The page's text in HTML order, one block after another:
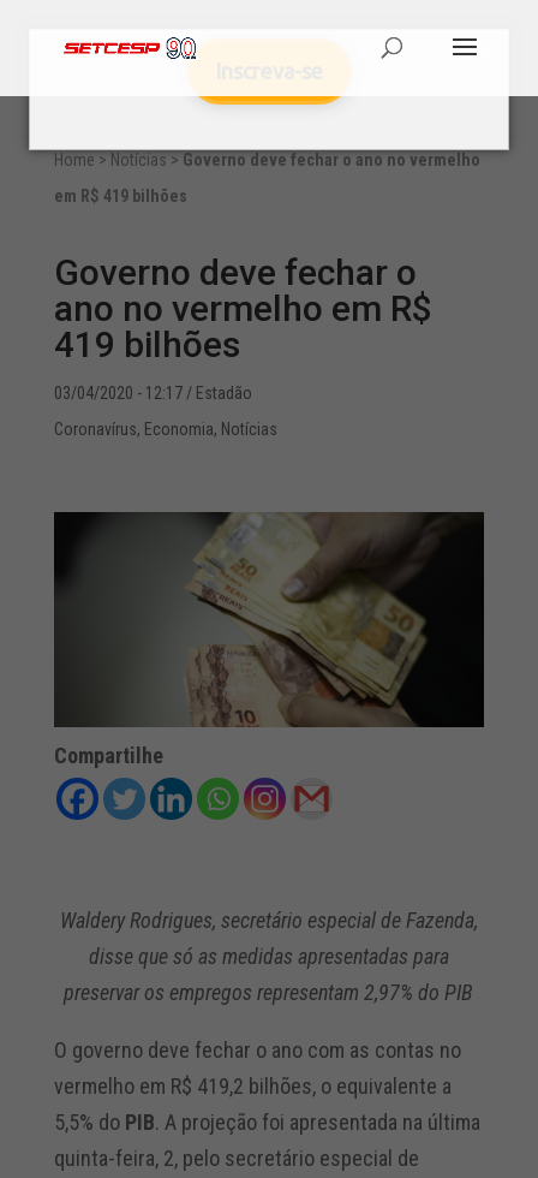
Home > Notícias > Governo deve fechar o ano no vermelho
em R$ 419 bilhões
Governo deve fechar o
ano no vermelho em R$
419 bilhões
03/04/2020 - 12:17/ Estadão
Coronavírus, Economia, Notícias
Compartilhe
Waldery Rodrigues, secretário especial de Fazenda,
disse que só as medidas apresentadas para
preservar os empregos representam 2,97% do PIB
O governo deve fechar o ano com as contas no
vermelho em R$ 419,2 bilhões, o equivalente a
5,5% do PIB. A projeção foi apresentada na última
quinta-feira, 2, pelo secretário especial de